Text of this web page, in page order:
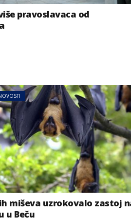
pravoslavaca od
miševa uzrokovalo zastoj
u Beču
BIZNIS
Energetski
niskog